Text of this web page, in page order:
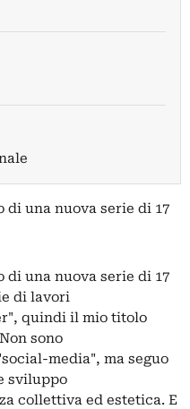
una nuova serie di 17
una nuova serie di 17
di lavori
quindi il mio titolo
sono
media", ma seguo
sviluppo
collettiva ed estetica. E